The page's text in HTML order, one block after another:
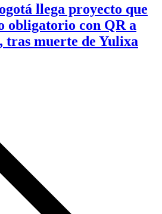
llega proyecto que
obligatorio con QR a
tras muerte de Yulixa